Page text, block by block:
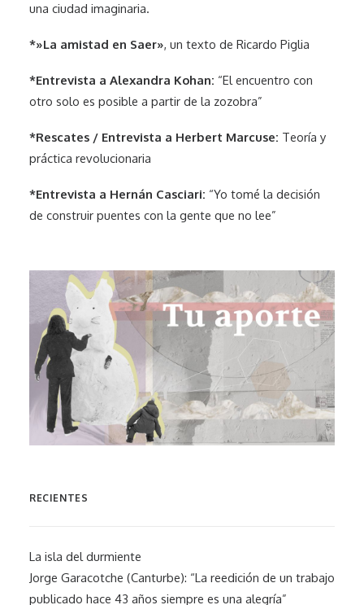
una ciudad imaginaria.
*»La amistad en Saer», un texto de Ricardo Piglia
*Entrevista a Alexandra Kohan: “El encuentro con
otro solo es posible a partir de la zozobra”
*Rescates / Entrevista a Herbert Marcuse: Teoría y
práctica revolucionaria
*Entrevista a Hernán Casciari: “Yo tomé la decisión
de construir puentes con la gente que no lee”
RECIENTES
La isla del durmiente
Jorge Garacotche (Canturbe): “La reedición de un trabajo
publicado hace 43 años siempre es una alegría”